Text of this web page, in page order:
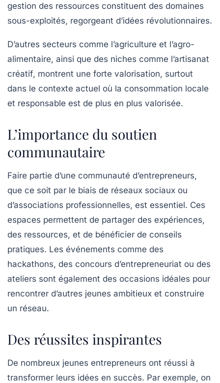
gestion des ressources constituent des domaines
sous-exploités, regorgeant d’idées révolutionnaires.
D’autres secteurs comme l’agriculture et l’agro-
alimentaire, ainsi que des niches comme l’artisanat
créatif, montrent une forte valorisation, surtout
dans le contexte actuel où la consommation locale
et responsable est de plus en plus valorisée.
L’importance du soutien
communautaire
Faire partie d’une communauté d’entrepreneurs,
que ce soit par le biais de réseaux sociaux ou
d’associations professionnelles, est essentiel. Ces
espaces permettent de partager des expériences,
des ressources, et de bénéficier de conseils
pratiques. Les événements comme des
hackathons, des concours d’entrepreneuriat ou des
ateliers sont également des occasions idéales pour
rencontrer d’autres jeunes ambitieux et construire
un réseau.
Des réussites inspirantes
De nombreux jeunes entrepreneurs ont réussi à
transformer leurs idées en succès. Par exemple, on